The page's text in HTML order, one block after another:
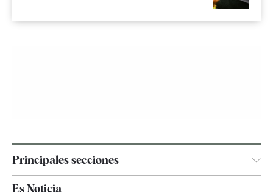
Principales secciones
España
Es Noticia